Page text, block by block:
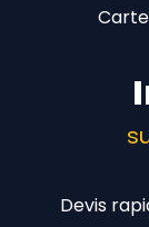
Devis